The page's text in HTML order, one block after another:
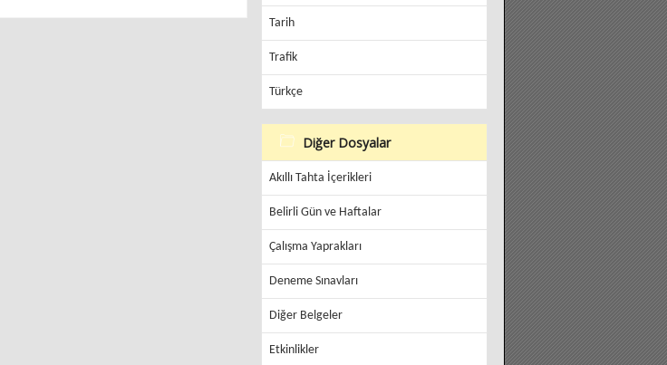
Tarih
Trafik
Türkçe
Diğer Dosyalar
Akıllı Tahta İçerikleri
Belirli Gün ve Haftalar
Çalışma Yaprakları
Deneme Sınavları
Diğer Belgeler
Etkinlikler